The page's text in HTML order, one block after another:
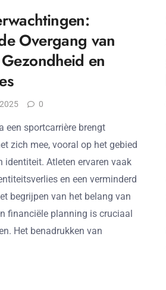
Overgang van
en
0
een sportcarrière brengt
zich mee, vooral op het gebied
identiteit. Atleten ervaren vaak
en een verminderd
begrijpen van het belang van
financiële planning is cruciaal
Het benadrukken van